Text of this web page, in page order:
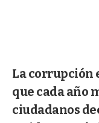
La corrupción
que cada año
ciudadanos